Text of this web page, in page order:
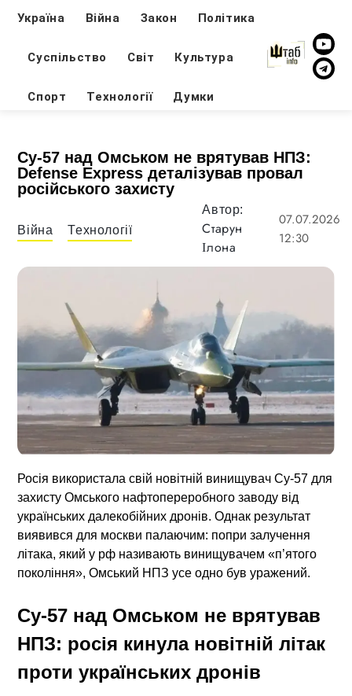
Україна Війна Закон Політика
Суспільство Світ Культура
Спорт Технології Думки
Су-57 над Омськом не врятував НПЗ:
Defense Express деталізував провал
російського захисту
Війна Технології
Автор:
Старун
Ілона
07.07.2026
12:30
Росія використала свій новітній винищувач Су-57 для
захисту Омського нафтопереробного заводу від
українських далекобійних дронів. Однак результат
виявився для москви палаючим: попри залучення
літака, який у рф називають винищувачем «п’ятого
покоління», Омський НПЗ усе одно був уражений.
Су-57 над Омськом не врятував
НПЗ: росія кинула новітній літак
проти українських дронів